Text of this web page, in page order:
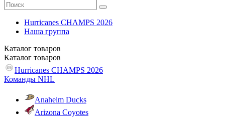
Hurricanes CHAMPS 2026
Наша группа
Каталог товаров
Каталог товаров
Hurricanes CHAMPS 2026
Команды NHL
Anaheim Ducks
Arizona Coyotes